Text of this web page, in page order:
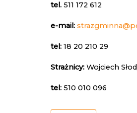
tel. 511 172 612
e-mail:
tel: 18 20 210 29
Strażnicy: Wojciech
tel: 510 010 096